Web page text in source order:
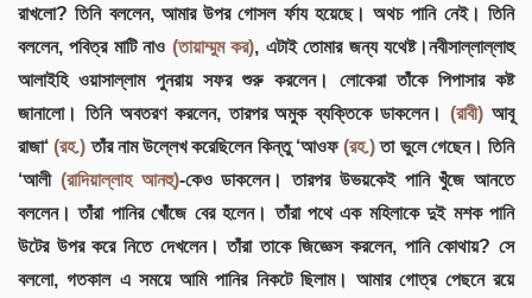
রাখলো? তিনি বললেন, আমার উপর গোসল র্ফায হয়েছে। অথচ পানি নেই। তিনি
বললেন, পবিত্র মাটি নাও (তায়াম্মুম কর), এটাই তোমার জন্য যথেষ্ট।নবীসাল্লাল্লাহু
আলাইহি ওয়াসাল্লাম পুনরায় সফর শুরু করলেন। লোকেরা তাঁকে পিপাসার কষ্ট
জানালো। তিনি অবতরণ করলেন, তারপর অমুক ব্যক্তিকে ডাকলেন।(রাবী) আবূ
রাজা‘(রহ.) তাঁর নাম উল্লেখ করেছিলেন কিন্তু ‘আওফ(রহ.)তা ভুলে গেছেন। তিনি
‘আলী (রাদিয়াল্লাহ আনহু)-কেও ডাকলেন। তারপর উভয়কেই পানি খুঁজে আনতে
বললেন। তাঁরা পানির খোঁজে বের হলেন। তাঁরা পথে এক মহিলাকে দুই মশক পানি
উটের উপর করে নিতে দেখলেন। তাঁরা তাকে জিজ্ঞেস করলেন, পানি কোথায়? সে
বললো, গতকাল এ সময়ে আমি পানির নিকটে ছিলাম। আমার গোত্র পেছনে রয়ে